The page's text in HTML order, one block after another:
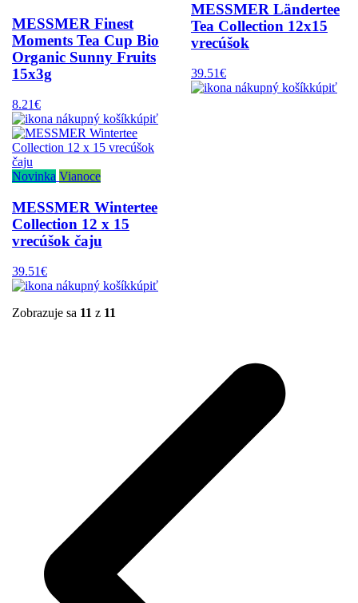
MESSMER Finest
Moments Tea Cup Bio
Organic Sunny Fruits
15x3g
8.21€
kúpiť
MESSMER Ländertee
Tea Collection 12x15
vrecúšok
39.51€
kúpiť
Novinka Vianoce
MESSMER Wintertee
Collection 12 x 15
vrecúšok čaju
39.51€
kúpiť
Zobrazuje sa 11 z 11